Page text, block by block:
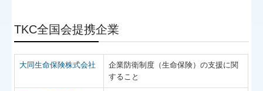
TKC全国会提携企業
大同生命保険株式会社
企業防衛制度（生命保険）の支援に関
すること